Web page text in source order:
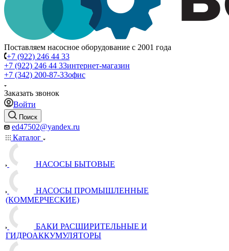
Поставляем насосное оборудование с 2001 года
+7 (922) 246 44 33
+7 (922) 246 44 33интернет-магазин
+7 (342) 200-87-33офис
Заказать звонок
Войти
Поиск
ed47502@yandex.ru
Каталог
НАСОСЫ БЫТОВЫЕ
НАСОСЫ ПРОМЫШЛЕННЫЕ
(КОММЕРЧЕСКИЕ)
БАКИ РАСШИРИТЕЛЬНЫЕ И
ГИДРОАККУМУЛЯТОРЫ